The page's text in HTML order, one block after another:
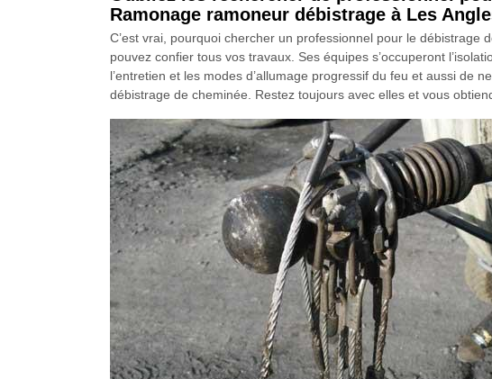
Ramonage ramoneur débistrage à Les
C’est vrai, pourquoi chercher un professionnel pour le
pouvez confier tous vos travaux. Ses équipes s’occuperont
l’entretien et les modes d’allumage progressif du feu et aussi de
débistrage de cheminée. Restez toujours avec elles et vous